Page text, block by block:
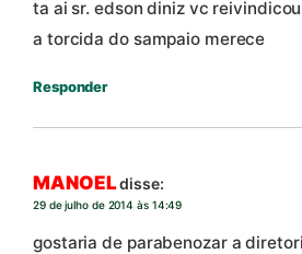
ta ai sr. edson diniz vc
a torcida do sampaio merece
Responder
MANOELdisse:
29 de julho de 2014 às 14:49
gostaria de parabenozar a